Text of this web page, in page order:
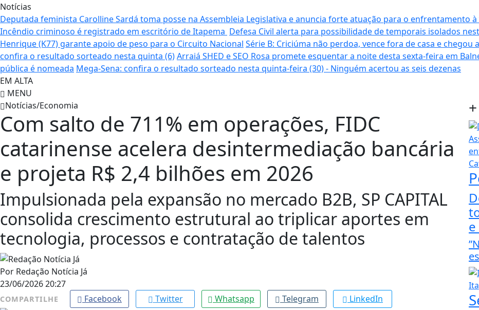
Notícias
Deputada feminista Carolline Sardá toma posse na Assembleia Legislativa e anuncia forte atuação para o enfrentamento
Incêndio criminoso é registrado em escritório de Itapema Defesa Civil alerta para possibilidade de temporais isolados
Henrique (K77) garante apoio de peso para o Circuito Nacional Série B: Criciúma não perdoa, vence fora de casa e chegou
confira o resultado sorteado nesta quinta (6)Arraiá SHED e SEO Rosa promete esquentar a noite desta sexta-feira em
pública é nomeada Mega-Sena: confira o resultado sorteado nesta quinta-feira (30) - Ninguém acertou as seis dezenas
EM ALTA
MENU
Notícias/Economia
Com salto de 711% em operações, FIDC
catarinense acelera desintermediação bancária
e projeta R$ 2,4 bilhões em 2026
Impulsionada pela expansão no mercado B2B, SP CAPITAL
consolida crescimento estrutural ao triplicar aportes em
tecnologia, processos e contratação de talentos
Por Redação Notícia Já
23/06/2026 20:27
COMPARTILHE Facebook Twitter Whatsapp Telegram LinkedIn
+